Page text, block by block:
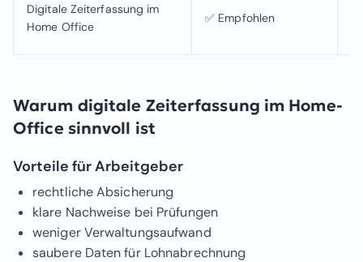
Digitale Zeiterfassung im
Home Office
✅ Empfohlen
Warum digitale Zeiterfassung im Home-
Office sinnvoll ist
Vorteile für Arbeitgeber
rechtliche Absicherung
klare Nachweise bei Prüfungen
weniger Verwaltungsaufwand
saubere Daten für Lohnabrechnung